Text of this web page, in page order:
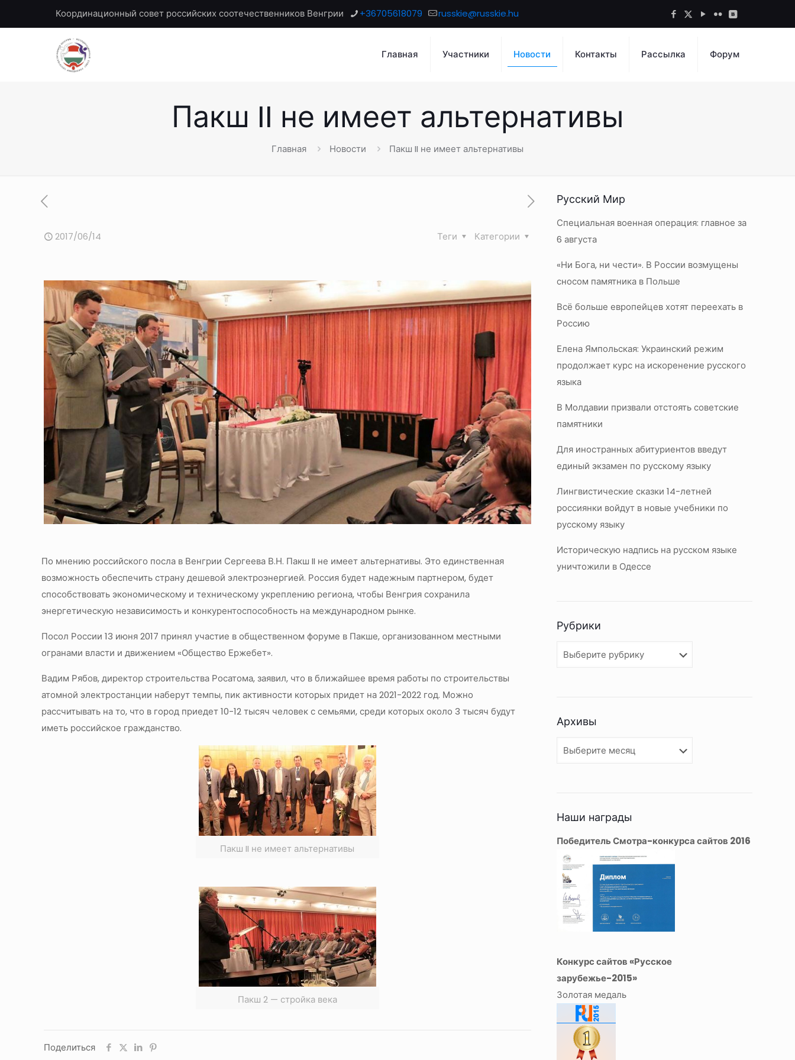
Координационный совет российских соотечественников Венгрии +36705618079 russkie@russkie.hu
Главная Участники Новости Контакты Рассылка Форум
Пакш II не имеет альтернативы
Главная Новости Пакш II не имеет альтернативы
2017/06/14 Категории
Теги
По мнению российского посла в Венгрии Сергеева В.Н. Пакш II не имеет альтернативы. Это единственная
возможность обеспечить страну дешевой электроэнергией. Россия будет надежным партнером, будет
способствовать экономическому и техническому укреплению региона, чтобы Венгрия сохранила
энергетическую независимость и конкурентоспособность на международном рынке.
Посол России 13 июня 2017 принял участие в общественном форуме в Пакше, организованном местными
огранами власти и движением «Общество Ержебет».
Вадим Рябов, директор строительства Росатома, заявил, что в ближайшее время работы по строительствы
атомной электростанции наберут темпы, пик активности которых придет на 2021-2022 год. Можно
рассчитывать на то, что в город приедет 10-12 тысяч человек с семьями, среди которых около 3 тысяч будут
иметь российское гражданство.
Пакш II не имеет альтернативы
Пакш 2 — стройка века
Поделиться
Русский Мир
Специальная военная операция: главное за
6 августа
«Ни Бога, ни чести». В России возмущены
сносом памятника в Польше
Всё больше европейцев хотят переехать в
Россию
Елена Ямпольская: Украинский режим
продолжает курс на искоренение русского
языка
В Молдавии призвали отстоять советские
памятники
Для иностранных абитуриентов введут
единый экзамен по русскому языку
Лингвистические сказки 14-летней
россиянки войдут в новые учебники по
русскому языку
Историческую надпись на русском языке
уничтожили в Одессе
Рубрики
Рубрики
Архивы
Архивы
Наши награды
Победитель Смотра-конкурса сайтов 2016
Конкурс сайтов «Русское
зарубежье-2015»
Золотая медаль